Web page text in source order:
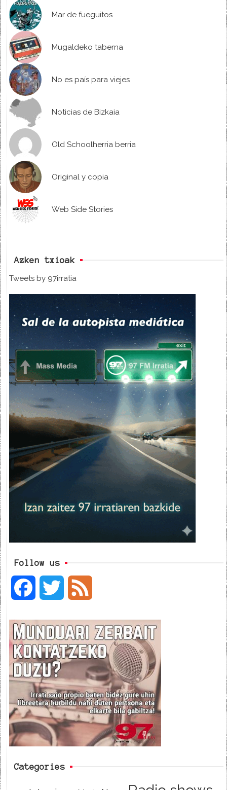
Mar de fueguitos
Mugaldeko taberna
No es país para viejes
Noticias de Bizkaia
Old Schoolherria berria
Original y copia
Web Side Stories
Azken txioak
Tweets by 97irratia
Follow us
c
e
b
o
o
i
t
t
e
e
d
Categories